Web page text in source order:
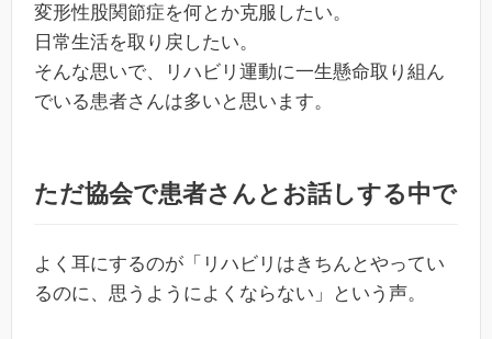
変形性股関節症を何とか克服したい。
日常生活を取り戻したい。
そんな思いで、リハビリ運動に一生懸命取り組ん
でいる患者さんは多いと思います。
ただ協会で患者さんとお話しする中で
よく耳にするのが「リハビリはきちんとやってい
るのに、思うようによくならない」という声。